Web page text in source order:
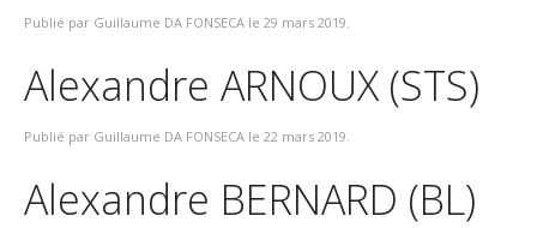
Publié par Guillaume DA FONSECA le 29 mars 2019
Alexandre ARNOUX (STS)
Publié par Guillaume DA FONSECA le 22 mars 2019
Alexandre BERNARD (BL)